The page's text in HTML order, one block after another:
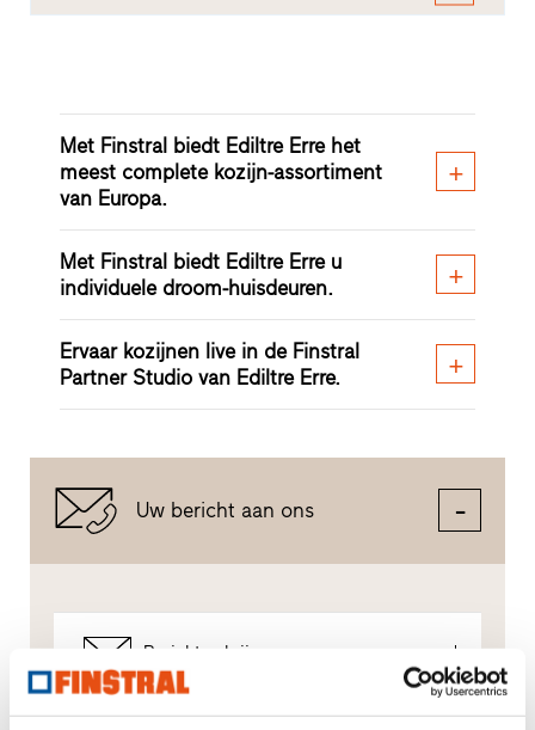
Met Finstral biedt Ediltre Erre het
meest complete kozijn-assortiment
van Europa.
Met Finstral biedt Ediltre Erre u
individuele droom-huisdeuren.
Ervaar kozijnen live in de Finstral
Partner Studio van Ediltre Erre.
Uw bericht aan ons
Bericht schrijven